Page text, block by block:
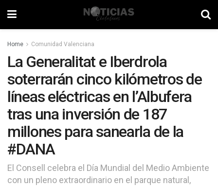
Home Comunidad Valenciana
La Generalitat e Iberdrola
soterrarán cinco kilómetros de
líneas eléctricas en l’Albufera
tras una inversión de 187
millones para sanearla de la
#DANA
El Consell celebra el Día Mundial del Medio Ambiente
con un pleno extraordinario en el parque natural,